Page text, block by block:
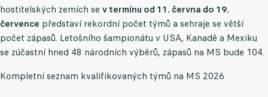
hostitelských zemích se v termínu od 11. června do 19.
července představí rekordní počet týmů a sehraje se větší
počet zápasů. Letošního šampionátu v USA, Kanadě a Mexiku
se zúčastní hned 48 národních výběrů, zápasů na MS bude 104.
Kompletní seznam kvalifikovaných týmů na MS 2026